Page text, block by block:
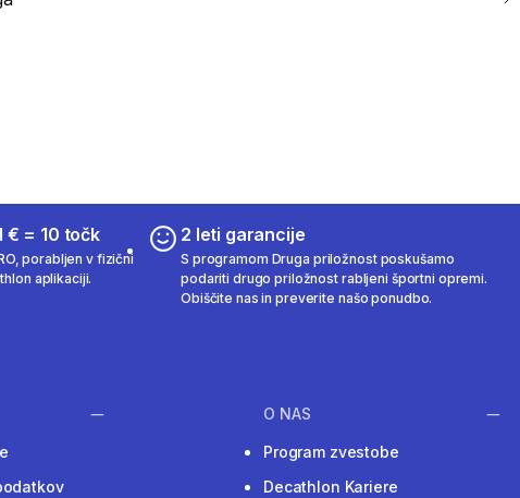
€ = 10 točk
porabljen v fizični
aplikaciji.
2 leti garancije
S programom Druga priložnost poskušamo
podariti drugo priložnost rabljeni športni opremi.
Obiščite nas in preverite našo ponudbo.
O NAS
Program zvestobe
Decathlon Kariere